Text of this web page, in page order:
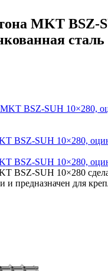
MKT BSZ-
сталь
BSZ-SUH 10×280,
BSZ-SUH 10×280,
BSZ-SUH 10×280
и предназначен для